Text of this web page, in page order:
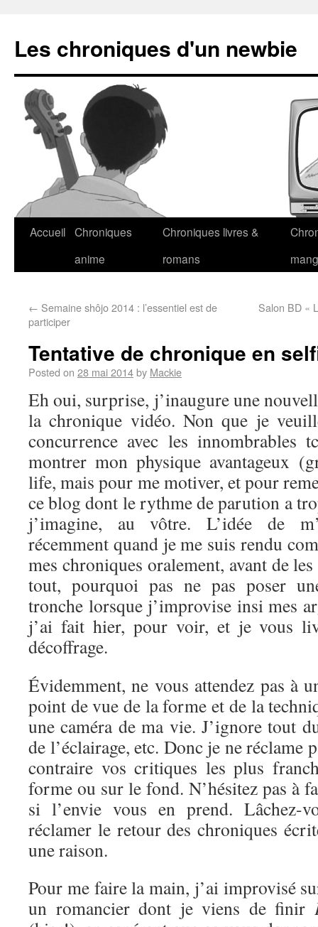
Les chroniques d'un newbie
Accueil Chroniques
anime
Chroniques livres &
romans
← Semaine shôjo 2014 : l’essentiel est de
participer
Salon BD «
Tentative de chronique en
Posted on 28 mai 2014by Mackie
Eh oui, surprise, j’inaugure une
la chronique vidéo. Non que je
concurrence avec les innombrables
montrer mon physique avantageux
life, mais pour me motiver, et pour
ce blog dont le rythme de parution a
j’imagine, au vôtre. L’idée de
récemment quand je me suis rendu
mes chroniques oralement, avant de
tout, pourquoi pas ne pas poser
tronche lorsque j’improvise insi mes
j’ai fait hier, pour voir, et je vous
décoffrage.
Évidemment, ne vous attendez pas à
point de vue de la forme et de la
une caméra de ma vie. J’ignore tout
de l’éclairage, etc. Donc je ne réclame
contraire vos critiques les plus
forme ou sur le fond. N’hésitez pas à
si l’envie vous en prend. Lâchez-
réclamer le retour des chroniques
une raison.
Pour me faire la main, j’ai improvisé
un romancier dont je viens de finir